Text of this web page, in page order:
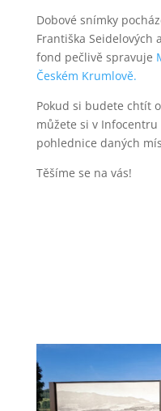
Dobové snímky
Františka Seidelových
fond pečlivě spravuje
Českém Krumlově.
Pokud si budete chtít
můžete si v
pohlednice daných
Těšíme se na vás!